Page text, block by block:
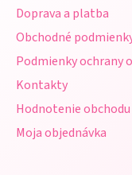
Doprava a platba
Obchodné
Podmienky ochrany
Kontakty
Hodnotenie obchodu
Moja objednávka